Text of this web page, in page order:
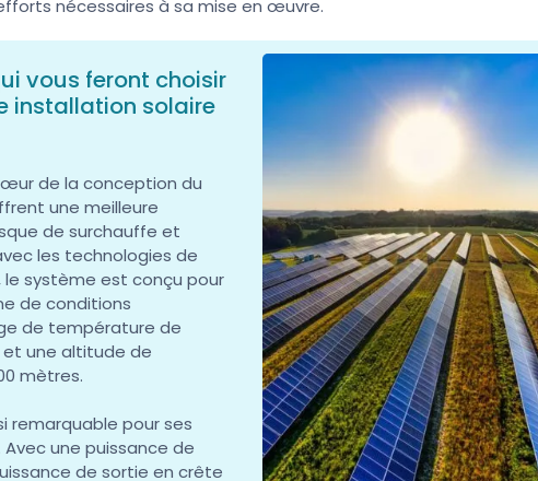
nécessaires à sa mise en œuvre.
vous feront choisir
installation solaire
de la conception du
une meilleure
de surchauffe et
les technologies de
le système est conçu pour
de conditions
de température de
une altitude de
mètres.
remarquable pour ses
une puissance de
de sortie en crête